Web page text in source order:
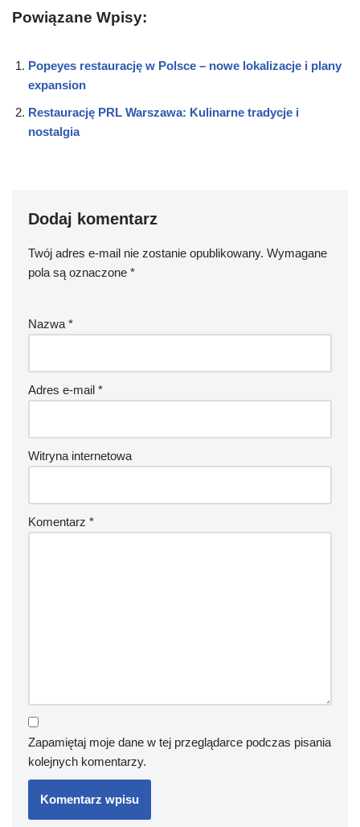
Powiązane Wpisy:
Popeyes restaurację w Polsce – nowe lokalizacje i plany
expansion
Restaurację PRL Warszawa: Kulinarne tradycje i
nostalgia
Dodaj komentarz
Twój adres e-mail nie zostanie opublikowany. Wymagane
pola są oznaczone *
Nazwa *
Adres e-mail *
Witryna internetowa
Komentarz *
Zapamiętaj moje dane w tej przeglądarce podczas pisania
kolejnych komentarzy.